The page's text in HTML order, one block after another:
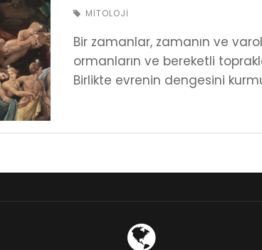
MITOLOJI
Bir zamanlar, zamanın ve
ormanların ve bereketli
Birlikte evrenin dengesini